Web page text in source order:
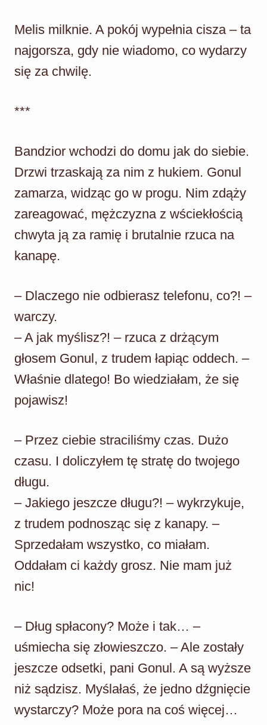
Melis milknie. A pokój wypełnia cisza – ta
najgorsza, gdy nie wiadomo, co wydarzy
się za chwilę.
***
Bandzior wchodzi do domu jak do siebie.
Drzwi trzaskają za nim z hukiem. Gonul
zamarza, widząc go w progu. Nim zdąży
zareagować, mężczyzna z wściekłością
chwyta ją za ramię i brutalnie rzuca na
kanapę.
– Dlaczego nie odbierasz telefonu, co?! –
warczy.
– A jak myślisz?! – rzuca z drżącym
głosem Gonul, z trudem łapiąc oddech. –
Właśnie dlatego! Bo wiedziałam, że się
pojawisz!
– Przez ciebie straciliśmy czas. Dużo
czasu. I doliczyłem tę stratę do twojego
długu.
– Jakiego jeszcze długu?! – wykrzykuje,
z trudem podnosząc się z kanapy. –
Sprzedałam wszystko, co miałam.
Oddałam ci każdy grosz. Nie mam już
nic!
– Dług spłacony? Może i tak… –
uśmiecha się złowieszczo. – Ale zostały
jeszcze odsetki, pani Gonul. A są wyższe
niż sądzisz. Myślałaś, że jedno dźgnięcie
wystarczy? Może pora na coś więcej…